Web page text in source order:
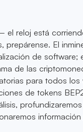
reloj está
prepárense. El
de
de las
para todos
de tokens